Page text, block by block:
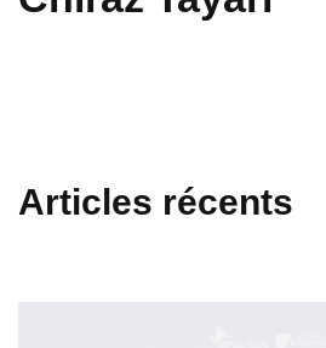
Articles récents